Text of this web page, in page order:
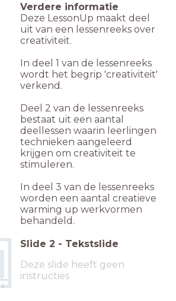
Verdere informatie
Deze LessonUp maakt deel
uit van een lessenreeks over
creativiteit.
In deel 1 van de lessenreeks
wordt het begrip 'creativiteit'
verkend.
Deel 2 van de lessenreeks
bestaat uit een aantal
deellessen waarin leerlingen
technieken aangeleerd
krijgen om creativiteit te
stimuleren.
In deel 3 van de lessenreeks
worden een aantal creatieve
warming up werkvormen
behandeld.
door de les
Slide 2 - Tekstslide
Deze slide heeft geen
instructies